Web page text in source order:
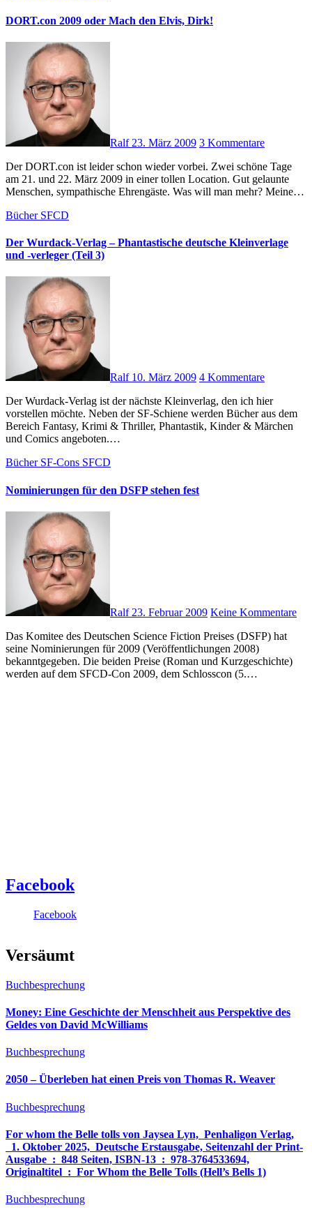
DORT.con 2009 oder Mach den Elvis, Dirk!
Ralf 23. März 2009 3 Kommentare
Der DORT.con ist leider schon wieder vorbei. Zwei schöne Tage
am 21. und 22. März 2009 in einer tollen Location. Gut gelaunte
Menschen, sympathische Ehrengäste. Was will man mehr? Meine…
Bücher SFCD
Der Wurdack-Verlag – Phantastische deutsche Kleinverlage
und -verleger (Teil 3)
Ralf 10. März 2009 4 Kommentare
Der Wurdack-Verlag ist der nächste Kleinverlag, den ich hier
vorstellen möchte. Neben der SF-Schiene werden Bücher aus dem
Bereich Fantasy, Krimi & Thriller, Phantastik, Kinder & Märchen
und Comics angeboten.…
Bücher SF-Cons SFCD
Nominierungen für den DSFP stehen fest
Ralf 23. Februar 2009 Keine Kommentare
Das Komitee des Deutschen Science Fiction Preises (DSFP) hat
seine Nominierungen für 2009 (Veröffentlichungen 2008)
bekanntgegeben. Die beiden Preise (Roman und Kurzgeschichte)
werden auf dem SFCD-Con 2009, dem Schlosscon (5.…
Facebook
Facebook
Versäumt
Buchbesprechung
Money: Eine Geschichte der Menschheit aus Perspektive des
Geldes von David McWilliams
Buchbesprechung
2050 – Überleben hat einen Preis von Thomas R. Weaver
Buchbesprechung
For whom the Belle tolls von Jaysea Lyn, ‎ Penhaligon Verlag,
‎ 1. Oktober 2025, ‎ Deutsche Erstausgabe, Seitenzahl der Print-
Ausgabe ‏ : ‎ 848 Seiten, ISBN-13 ‏ : ‎ 978-3764533694,
Originaltitel ‏ : ‎ For Whom the Belle Tolls (Hell’s Bells 1)
Buchbesprechung